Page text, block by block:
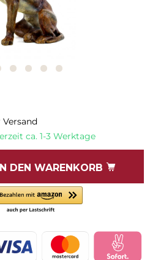
Versand
ca. 1-3 Werktage
DEN WARENKORB